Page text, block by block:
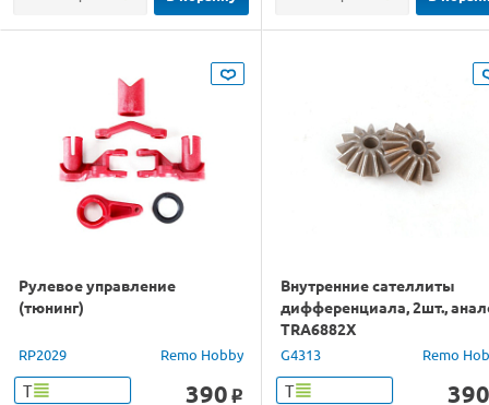
Рулевое управление
(тюнинг)
RP2029 Remo Hobby
Т 390 o
Внутренние сателлиты
дифференциала, 2шт.,
TRA6882X
G4313 Remo
Т 390